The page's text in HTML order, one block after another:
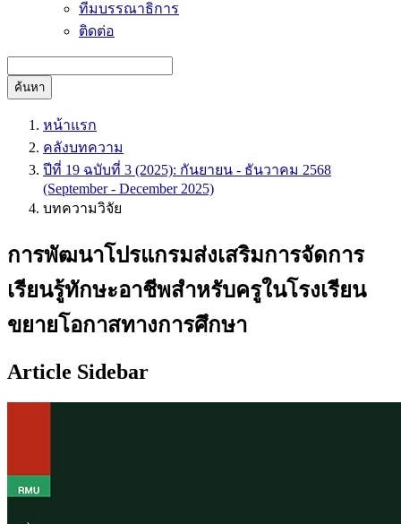
ทีมบรรณาธิการ
ติดต่อ
ค้นหา
หน้าแรก
คลังบทความ
ปีที่ 19 ฉบับที่ 3 (2025): กันยายน - ธันวาคม 2568
(September - December 2025)
บทความวิจัย
การพัฒนาโปรแกรมส่งเสริมการจัดการ
เรียนรู้ทักษะอาชีพสำหรับครูในโรงเรียน
ขยายโอกาสทางการศึกษา
Article Sidebar